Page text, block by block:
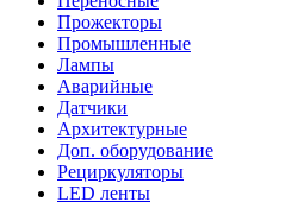
Прожекторы
Промышленные
Лампы
Аварийные
Датчики
Архитектурные
Доп. оборудование
Рециркуляторы
LED ленты